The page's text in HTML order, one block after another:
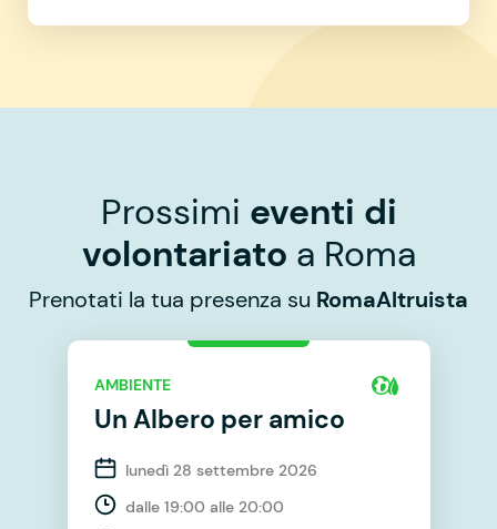
Prossimi eventi di
volontariato a Roma
Prenotati la tua presenza su RomaAltruista
AMBIENTE
Un Albero per amico
lunedì 28 settembre 2026
dalle 19:00 alle 20:00